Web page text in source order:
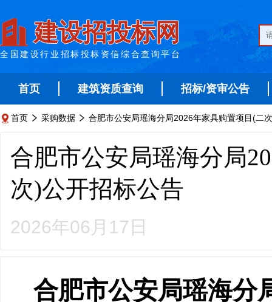
建设招投标网
全国建设行业招标投标资信综合查询平台
首页 建筑资质查询 招标/资审公告
 首页  采购数据  合肥市公安局瑶海分局2026年家具购置项目(二
合肥市公安局瑶海分局
次)公开招标公告
2026年06月17日
合肥市公安局瑶海分